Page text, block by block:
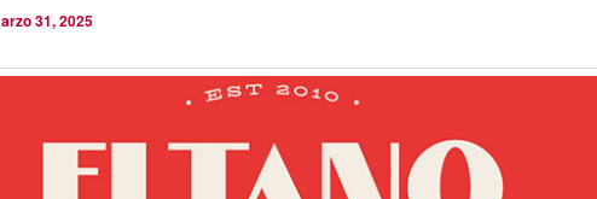
31, 2025